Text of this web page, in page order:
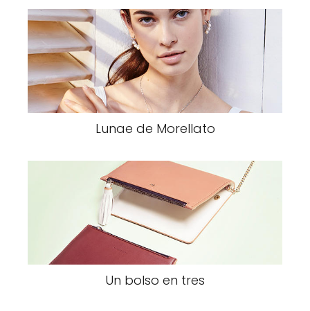
Lunae de Morellato
Un bolso en tres